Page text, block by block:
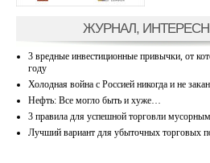
ЖУРНАЛ,
3 вредные инвестиционные привычки, от
году
Холодная война с Россией никогда и не
Нефть: Все могло быть и хуже…
3 правила для успешной торговли
Лучший вариант для убыточных торговых